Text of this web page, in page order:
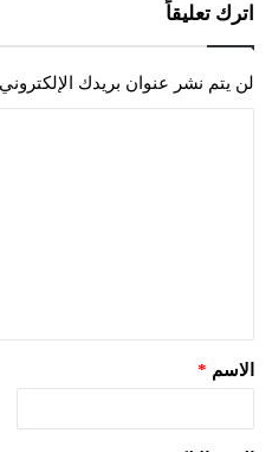
اترك تعليقاً
لن يتم نشر عنوان بريدك
الاسم *